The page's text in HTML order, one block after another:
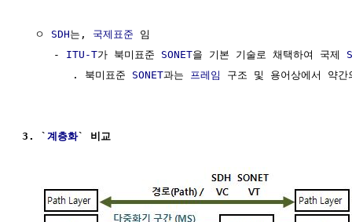
  ㅇ
SDH는, 국제표준 임
     -
ITU-T가 북미표준 SONET을 기본 기술로 채택하여 국제
        . 북미표준
SONET과는 프레임 구조 및 용어상에서 약간
3. ` 계층화` 비교